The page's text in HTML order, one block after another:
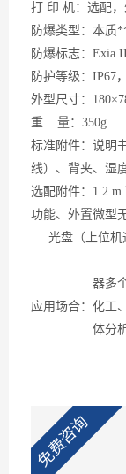
打
印 机：选配
防爆类型：本质
防爆标志： Exia
防护等级： IP67
外型尺寸：
重 量：350g
标准附件：说明
线）、背夹、湿
选配附件： 1.2
功能、外置微型
光盘（上位机
器多
应用场合：化工
体分
免费咨询